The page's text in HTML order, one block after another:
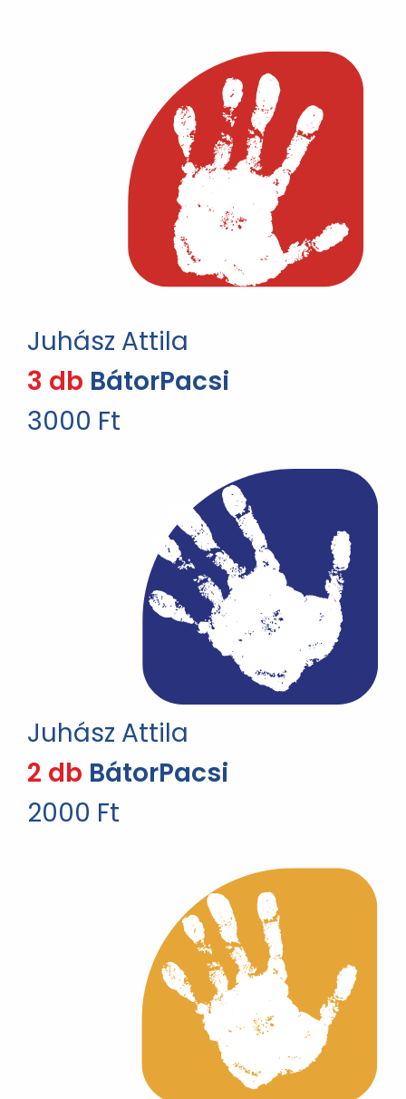
Juhász Attila
3 db BátorPacsi
3000 Ft
Juhász Attila
2 db BátorPacsi
2000 Ft